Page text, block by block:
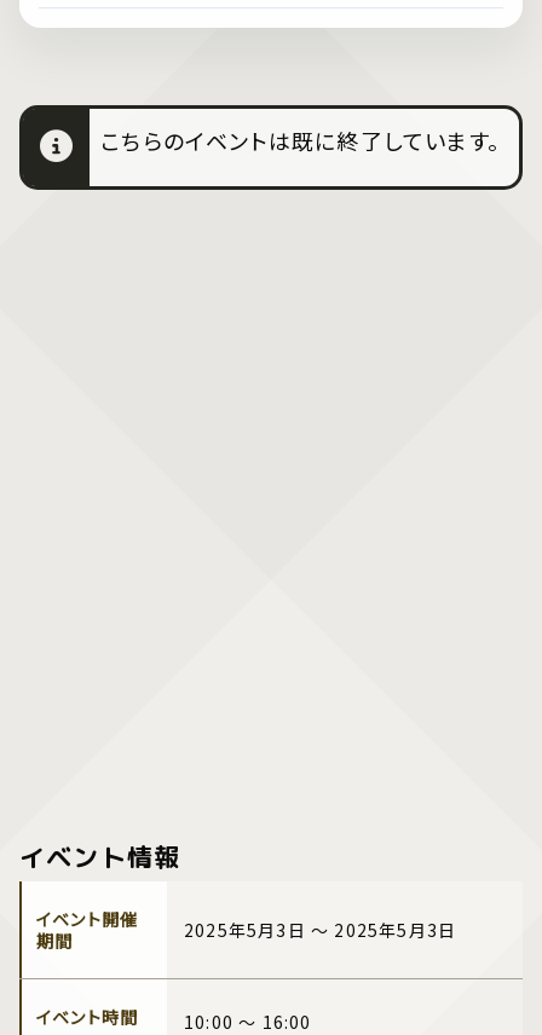
こちらのイベントは既に終了しています。
イベント情報
イベント開催
期間
2025年5月3日 ～ 2025年5月3日
イベント時間 10:00 ～ 16:00